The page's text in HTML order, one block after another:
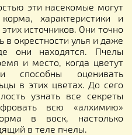
эти насекомые могут
характеристики и
источников. Они точно
в окрестности улья и даже
они находятся. Пчелы
и место, когда цветут
способны оценивать
в этих цветах. До сего
узнать все секреты
всю «алхимию»
в воск, настолько
в теле пчелы.